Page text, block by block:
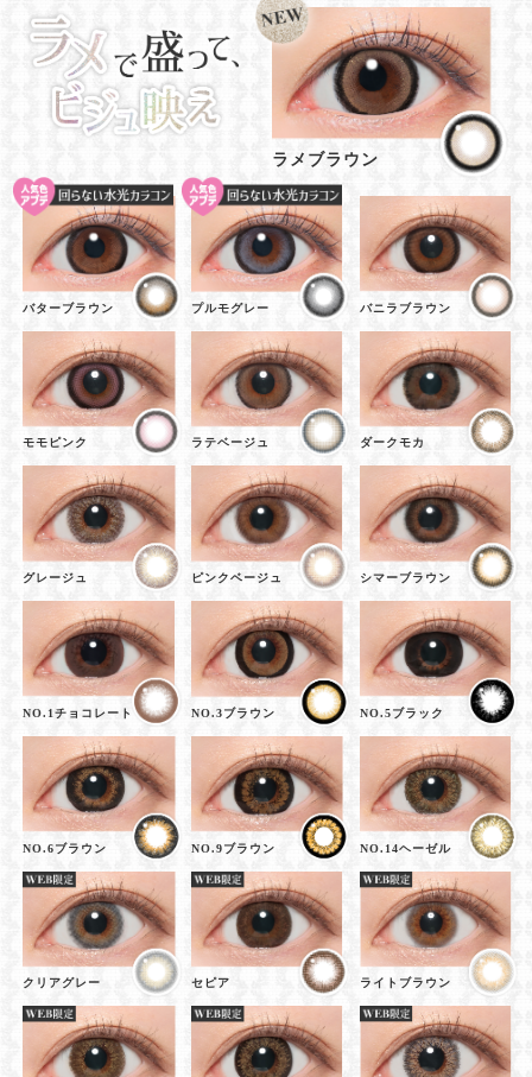
ラメブラウン
バターブラウン プルモグレー バニラブラウン
モモピンク ラテベージュ ダークモカ
グレージュ ピンクベージュ シマーブラウン
NO.1チョコレート NO.3ブラウン NO.5ブラック
NO.6ブラウン NO.9ブラウン NO.14ヘーゼル
クリアグレー セピア ライトブラウン